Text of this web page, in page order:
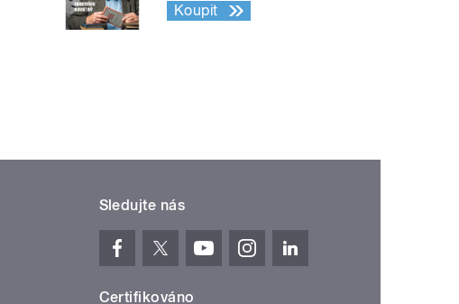
Koupit
Sledujte nás
Certifikováno